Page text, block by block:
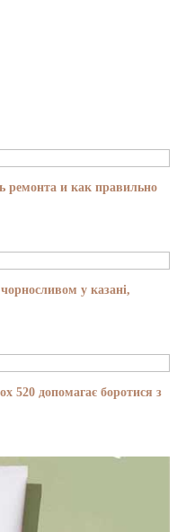
ремонта и как правильно
у казані,
520 допомагає боротися з